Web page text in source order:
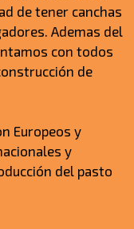
de tener canchas
Ademas del
con todos
de
Europeos y
y
del pasto